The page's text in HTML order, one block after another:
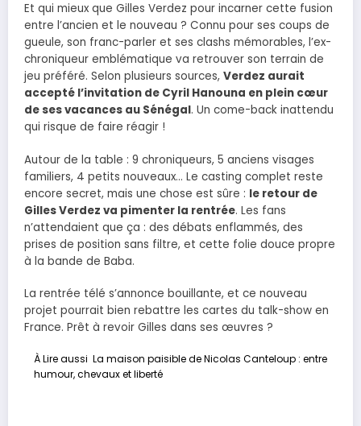
Et qui mieux que Gilles Verdez pour incarner cette fusion
entre l’ancien et le nouveau ? Connu pour ses coups de
gueule, son franc-parler et ses clashs mémorables, l’ex-
chroniqueur emblématique va retrouver son terrain de
jeu préféré. Selon plusieurs sources, Verdez aurait
accepté l’invitation de Cyril Hanouna en plein cœur
de ses vacances au Sénégal. Un come-back inattendu
qui risque de faire réagir !
Autour de la table : 9 chroniqueurs, 5 anciens visages
familiers, 4 petits nouveaux… Le casting complet reste
encore secret, mais une chose est sûre : le retour de
Gilles Verdez va pimenter la rentrée. Les fans
n’attendaient que ça : des débats enflammés, des
prises de position sans filtre, et cette folie douce propre
à la bande de Baba.
La rentrée télé s’annonce bouillante, et ce nouveau
projet pourrait bien rebattre les cartes du talk-show en
France. Prêt à revoir Gilles dans ses œuvres ?
À Lire aussi La maison paisible de Nicolas Canteloup : entre
humour, chevaux et liberté